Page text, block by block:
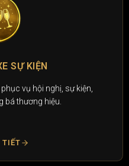
SỰ KIỆN
vụ hội nghị, sự kiện,
bá thương hiệu.
TIẾT